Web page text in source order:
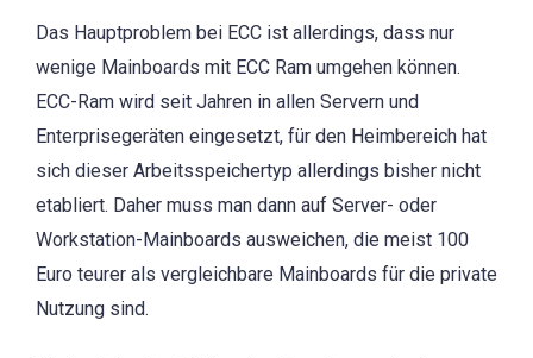
Das Hauptproblem bei ECC ist allerdings, dass nur
wenige Mainboards mit ECC Ram umgehen können.
ECC-Ram wird seit Jahren in allen Servern und
Enterprisegeräten eingesetzt, für den Heimbereich hat
sich dieser Arbeitsspeichertyp allerdings bisher nicht
etabliert. Daher muss man dann auf Server- oder
Workstation-Mainboards ausweichen, die meist 100
Euro teurer als vergleichbare Mainboards für die private
Nutzung sind.